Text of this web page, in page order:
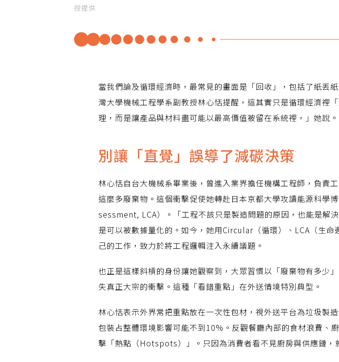
授提供
當我們論及循環經濟時，最常見的畫面是「回收」，包括了紙丟
灣大學機械工程學系副教授林心恬提醒，這其實只是循環經濟裡
理，而是讓產品與材料盡可能以最高價值被留在系統裡，」她說。
別讓「直覺」誤導了減碳決策
林心恬自台大機械系畢業後，曾進入業界擔任機構工程師，負責
這麼多廢棄物。這個衝擊促使她轉赴日本京都大學攻讀能源科學
sessment, LCA）。「工程不該只是製造問題的原因，也能是解
是可以被數據量化的。如今，她用Circular（循環）、LCA（生
己的工作，致力於將工程邏輯注入永續議題。
也正是這樣斜槓的身份讓她觀察到，大眾習慣以「廢棄物有多少
失真正大宗的衝擊。這種「看錯重點」在外送情境特別典型。
林心恬表示外界常把重點放在一次性包材，視外送平台為垃圾
包裝占整體環境影響可能不到10%。反觀餐廳內部的食材浪費、
擊「熱點（Hotspots）」。只因為消費者看不見廚房與供應鏈，